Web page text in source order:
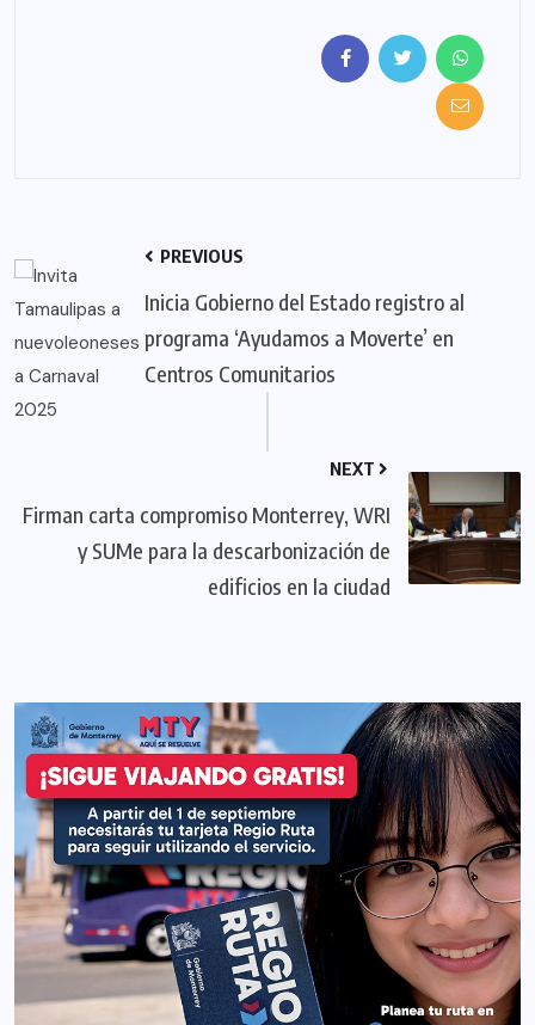
PREVIOUS
Inicia Gobierno del Estado registro al
programa ‘Ayudamos a Moverte’ en
Centros Comunitarios
NEXT
Firman carta compromiso Monterrey, WRI
y SUMe para la descarbonización de
edificios en la ciudad